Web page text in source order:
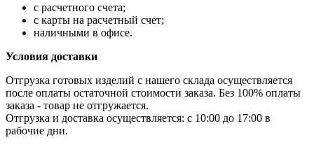
с расчетного счета;
с карты на расчетный счет;
наличными в офисе.
Условия доставки
Отгрузка готовых изделий с нашего склада осуществляется
после оплаты остаточной стоимости заказа. Без 100% оплаты
заказа - товар не отгружается.
Отгрузка и доставка осуществляется: с 10:00 до 17:00 в
рабочие дни.